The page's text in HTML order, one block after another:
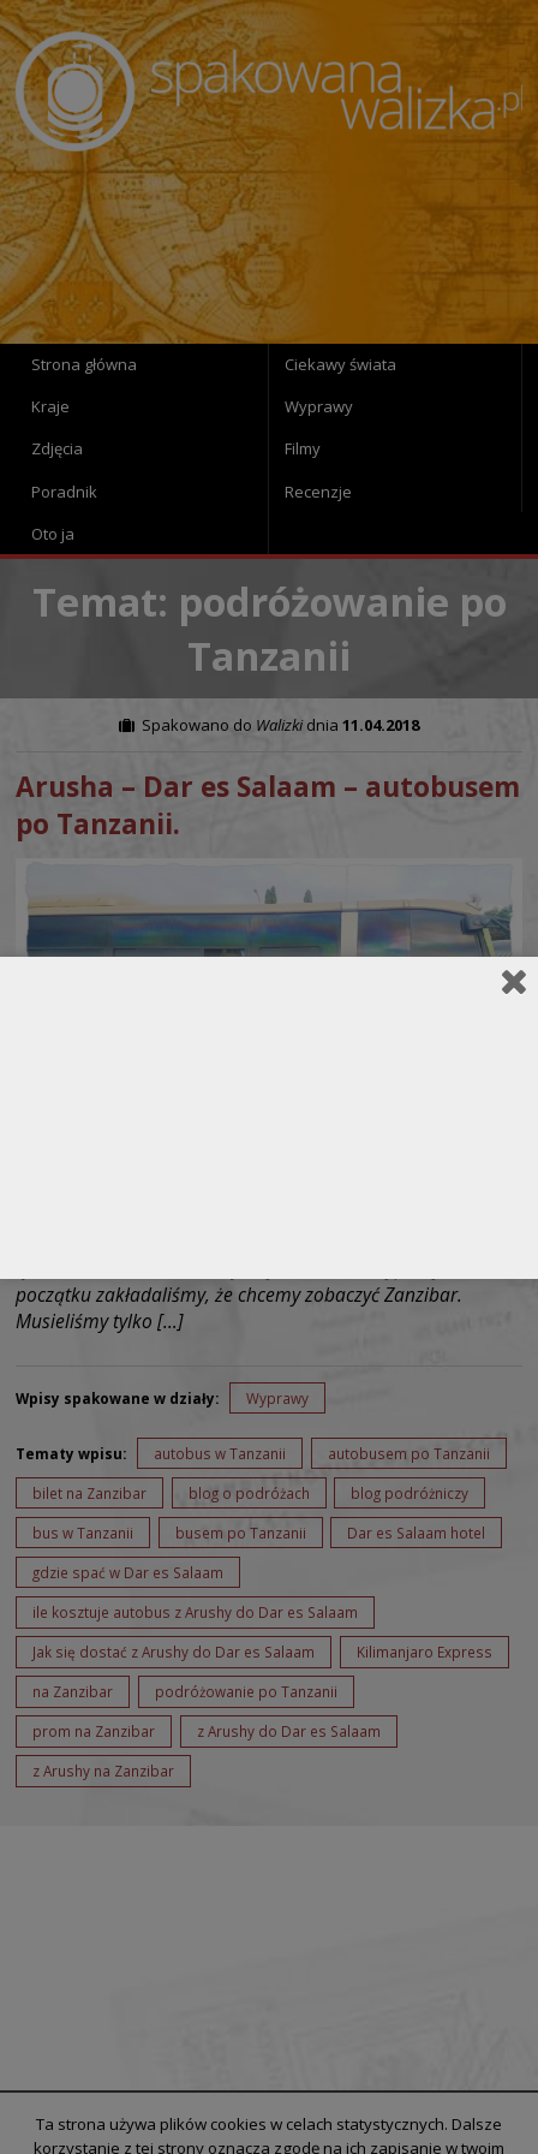
Strona główna
Ciekawy świata
Kraje
Wyprawy
Zdjęcia
Filmy
Poradnik
Recenzje
Oto ja
Temat: podróżowanie po
Tanzanii
Spakowano do Walizkidnia 11.04.2018
Arusha – Dar es Salaam – autobusem
po Tanzanii.
początku zakładaliśmy, że chcemy zobaczyć Zanzibar.
Musieliśmy tylko […]
Wpisy spakowane w działy: Wyprawy
Tematy wpisu: autobus w Tanzanii autobusem po Tanzanii
bilet na Zanzibar blog o podróżach blog podróżniczy
bus w Tanzanii busem po Tanzanii Dar es Salaam hotel
gdzie spać w Dar es Salaam
ile kosztuje autobus z Arushy do Dar es Salaam
Jak się dostać z Arushy do Dar es Salaam Kilimanjaro Express
na Zanzibar podróżowanie po Tanzanii
prom na Zanzibar z Arushy do Dar es Salaam
z Arushy na Zanzibar
Ta strona używa plików cookies w celach statystycznych. Dalsze
korzystanie z tej strony oznacza zgodę na ich zapisanie w twoim